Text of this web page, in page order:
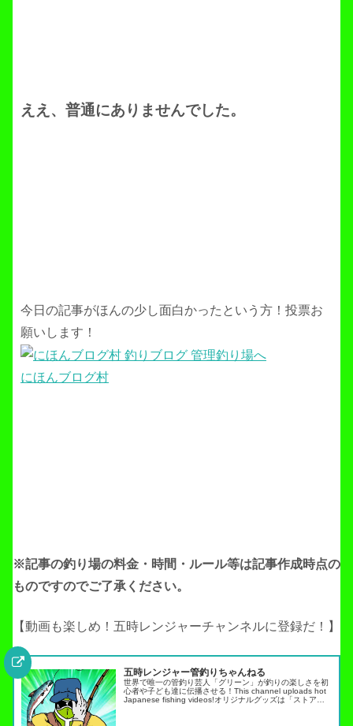
ええ、普通にありませんでした。
今日の記事がほんの少し面白かったという方！投票お
願いします！
にほんブログ村
※記事の釣り場の料金・時間・ルール等は記事作成時点の
ものですのでご了承ください。
【動画も楽しめ！五時レンジャーチャンネルに登録だ！】
五時レンジャー管釣りちゃんねる
世界で唯一の管釣り芸人「グリーン」が釣りの楽しさを初
心者や子ども達に伝播させる！This channel uploads hot
Japanese fishing videos!オリジナルグッズは「ストア」